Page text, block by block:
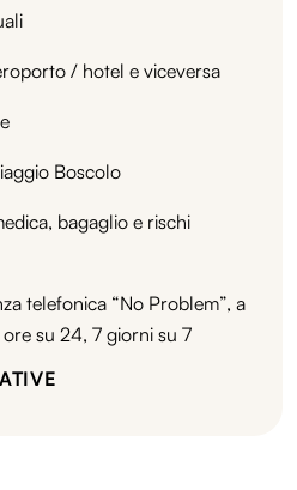
/ hotel e viceversa
Boscolo
bagaglio e rischi
telefonica “No Problem”, a
su 24, 7 giorni su 7